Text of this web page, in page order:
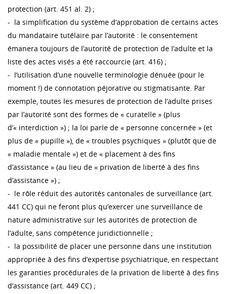
protection (art. 451 al. 2) ;
- la simplification du système d’approbation de certains actes
du mandataire tutélaire par l’autorité : le consentement
émanera toujours de l’autorité de protection de l’adulte et la
liste des actes visés a été raccourcie (art. 416) ;
- l’utilisation d’une nouvelle terminologie dénuée (pour le
moment !) de connotation péjorative ou stigmatisante. Par
exemple, toutes les mesures de protection de l’adulte prises
par l’autorité sont des formes de « curatelle » (plus
d’« interdiction ») ; la loi parle de « personne concernée » (et
plus de « pupille »), de « troubles psychiques » (plutôt que de
« maladie mentale ») et de « placement à des fins
d’assistance » (au lieu de « privation de liberté à des fins
d’assistance ») ;
- le rôle réduit des autorités cantonales de surveillance (art.
441 CC) qui ne feront plus qu’exercer une surveillance de
nature administrative sur les autorités de protection de
l’adulte, sans compétence juridictionnelle ;
- la possibilité de placer une personne dans une institution
appropriée à des fins d’expertise psychiatrique, en respectant
les garanties procédurales de la privation de liberté à des fins
d’assistance (art. 449 CC) ;